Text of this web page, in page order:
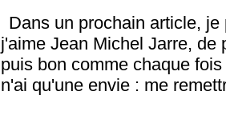
Dans un prochain article,
j'aime Jean Michel Jarre, de
puis bon comme chaque
n'ai qu'une envie : me